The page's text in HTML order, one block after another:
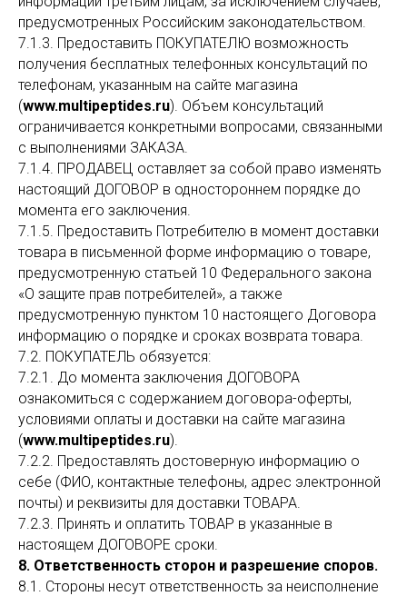
предусмотренных Российским законодательством.
7.1.3. Предоставить ПОКУПАТЕЛЮ возможность
получения бесплатных телефонных консультаций по
телефонам, указанным на сайте магазина
(www.multipeptides.ru). Объем консультаций
ограничивается конкретными вопросами, связанными
с выполнениями ЗАКАЗА.
7.1.4. ПРОДАВЕЦ оставляет за собой право изменять
настоящий ДОГОВОР в одностороннем порядке до
момента его заключения.
7.1.5. Предоставить Потребителю в момент доставки
товара в письменной форме информацию о товаре,
предусмотренную статьей 10 Федерального закона
«О защите прав потребителей», а также
предусмотренную пунктом 10 настоящего Договора
информацию о порядке и сроках возврата товара.
7.2. ПОКУПАТЕЛЬ обязуется:
7.2.1. До момента заключения ДОГОВОРА
ознакомиться с содержанием договора-оферты,
условиями оплаты и доставки на сайте магазина
(www.multipeptides.ru).
7.2.2. Предоставлять достоверную информацию о
себе (ФИО, контактные телефоны, адрес электронной
почты) и реквизиты для доставки ТОВАРА.
7.2.3. Принять и оплатить ТОВАР в указанные в
настоящем ДОГОВОРЕ сроки.
8. Ответственность сторон и разрешение споров.
8.1. Стороны несут ответственность за неисполнение